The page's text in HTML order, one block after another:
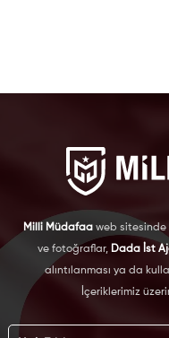
Milli Müdafaa web sitesinde
ve fotoğraflar, Dada İst
alıntılanması ya da
İçeriklerimiz